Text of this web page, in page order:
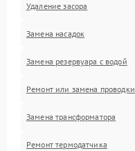
Удаление засора
Замена насадок
Замена резервуара с водой
Ремонт или замена проводки
Замена трансформатора
Ремонт термодатчика